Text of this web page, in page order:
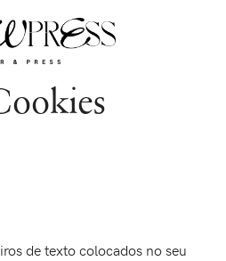
de texto colocados no seu